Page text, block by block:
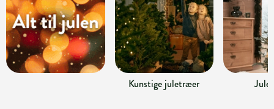
Kunstige juletræer